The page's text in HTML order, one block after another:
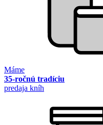
Máme
35-ročnú tradíciu
predaja kníh